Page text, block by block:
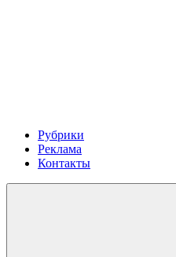
Рубрики
Реклама
Контакты